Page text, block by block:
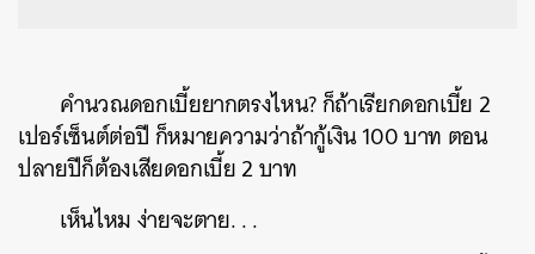
คำนวณดอกเบี้ยยากตรงไหน? ก็ถ้าเรียกดอกเบี้ย 2
เปอร์เซ็นต์ต่อปี ก็หมายความว่าถ้ากู้เงิน 100 บาท ตอน
ปลายปีก็ต้องเสียดอกเบี้ย 2 บาท
เห็นไหม ง่ายจะตาย. . .